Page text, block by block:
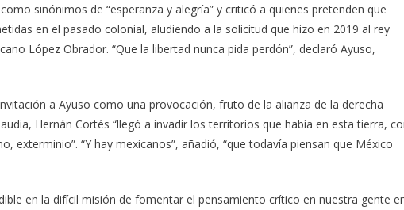
sinónimos de “esperanza y alegría” y criticó a quienes pretenden que
en el pasado colonial, aludiendo a la solicitud que hizo en 2019 al rey
López Obrador. “Que la libertad nunca pida perdón”, declaró Ayuso,
a Ayuso como una provocación, fruto de la alianza de la derecha
Hernán Cortés “llegó a invadir los territorios que había en esta tierra,
exterminio”. “Y hay mexicanos”, añadió, “que todavía piensan que México
en la difícil misión de fomentar el pensamiento crítico en nuestra gente